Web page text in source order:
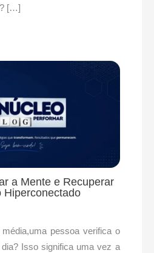
[…]
a Mente e Recuperar
Hiperconectado
pessoa verifica o
Isso significa uma vez a